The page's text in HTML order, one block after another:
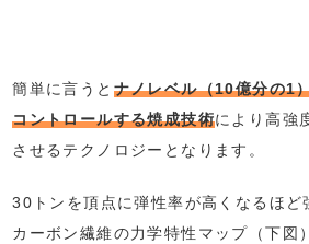
簡単に言うと ナノレベル（10億分の1
コントロールする焼成技術により高強
させるテクノロジーとなります。
30トンを頂点に弾性率が高くなるほど
カーボン繊維の力学特性マップ（下図）